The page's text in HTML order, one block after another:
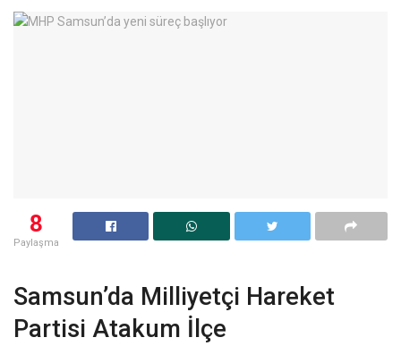
8
Paylaşma
Samsun’da Milliyetçi Hareket
Partisi Atakum İlçe